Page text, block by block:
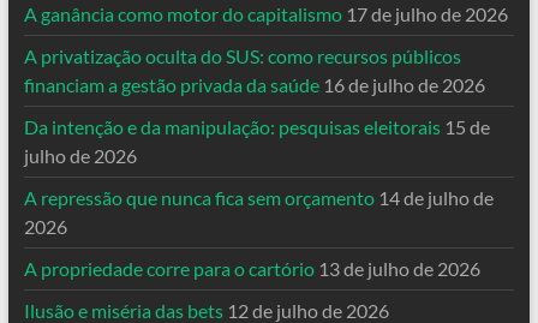
A ganância como motor do capitalismo 17 de julho de 2026
A privatização oculta do SUS: como recursos públicos
financiam a gestão privada da saúde 16 de julho de 2026
Da intenção e da manipulação: pesquisas eleitorais 15 de
julho de 2026
A repressão que nunca fica sem orçamento 14 de julho de
2026
A propriedade corre para o cartório 13 de julho de 2026
Ilusão e miséria das bets 12 de julho de 2026